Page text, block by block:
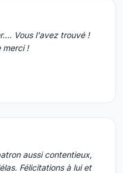
Vous l'avez trouvé !
merci !
aussi contentieux,
Félicitations à lui et